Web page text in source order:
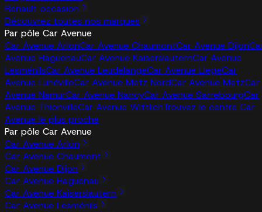
Renault occasion
Découvrez toutes nos marques
Par pôle Car Avenue
Car Avenue ArlonCar Avenue ChaumontCar Avenue Dijon
Avenue HaguenauCar Avenue KaiserslauternCar Avenue
LesménilsCar Avenue LeudelangeCar Avenue LiegeCar
Avenue LunévilleCar Avenue Metz NordCar Avenue MetzCar
Avenue NamurCar Avenue NancyCar Avenue SarrebourgCar
Avenue ThionvilleCar Avenue WittlichTrouvez le centre Car
Avenue le plus proche
Par pôle Car Avenue
Car Avenue Arlon
Car Avenue Chaumont
Car Avenue Dijon
Car Avenue Haguenau
Car Avenue Kaiserslautern
Car Avenue Lesménils